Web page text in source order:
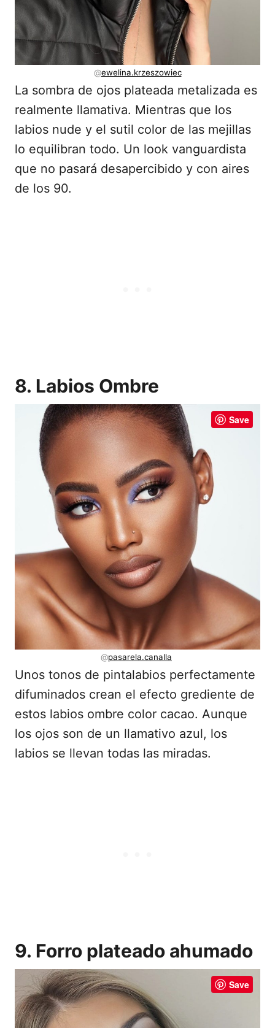
@ewelina.krzeszowiec
La sombra de ojos plateada metalizada es
realmente llamativa. Mientras que los
labios nude y el sutil color de las mejillas
lo equilibran todo. Un look vanguardista
que no pasará desapercibido y con aires
de los 90.
8. Labios Ombre
Save
@pasarela.canalla
Unos tonos de pintalabios perfectamente
difuminados crean el efecto grediente de
estos labios ombre color cacao. Aunque
los ojos son de un llamativo azul, los
labios se llevan todas las miradas.
9. Forro plateado ahumado
Save